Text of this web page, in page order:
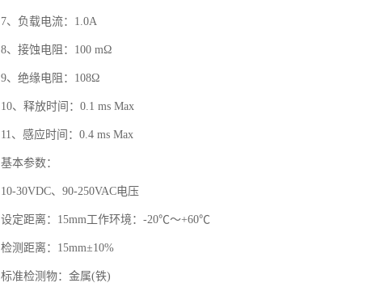
7、负载电流：1.0A
8、接蚀电阻：100 mΩ
9、绝缘电阻：108Ω
10、释放时间：0.1 ms Max
11、感应时间：0.4 ms Max
基本参数：
10-30VDC、90-250VAC电压
设定距离：15mm工作环境：-20℃～+60℃
检测距离：15mm±10%
标准检测物：金属(铁)